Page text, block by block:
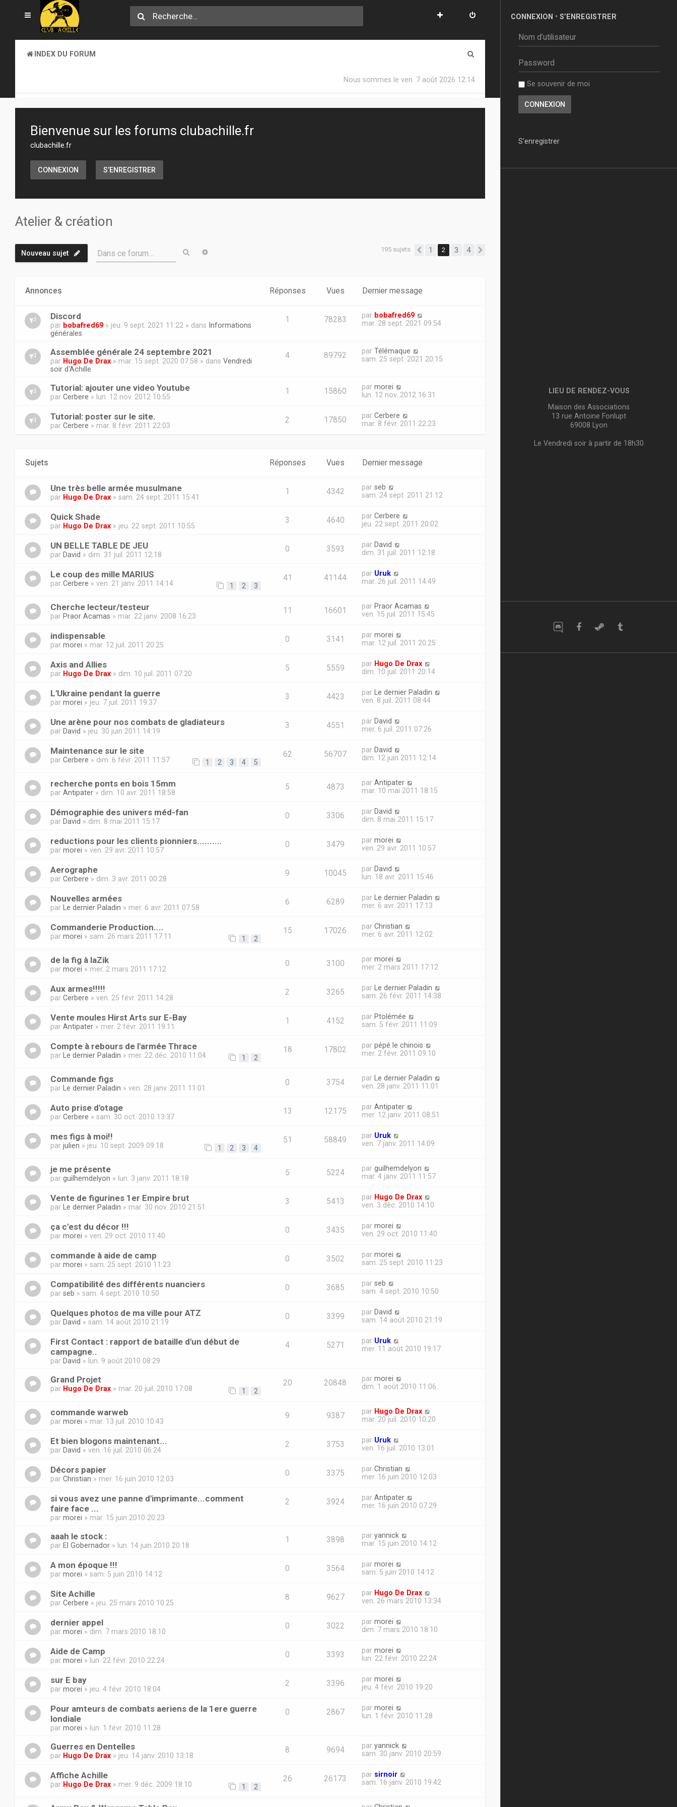
INDEX DU FORUM
Nous sommes le ven. 7 août 2026 12:14
Bienvenue sur les forums clubachille.fr
clubachille.fr
CONNEXION S’ENREGISTRER
Atelier & création
Nouveau sujet Dans ce forum… Rechercher 195 sujets Précédente
1 2 3 4
Annonces Réponses Vues Dernier message
Discord
par bobafred69 » jeu. 9 sept. 2021 11:22 » dans Informations
générales
1 78283 par bobafred69
mar. 28 sept. 2021 09:54
Assemblée générale 24 septembre 2021
par Hugo De Drax » mar. 15 sept. 2020 07:58 » dans Vendredi
soir d'Achille
4 89792 par Télémaque
sam. 25 sept. 2021 20:15
Tutorial: ajouter une video Youtube
par Cerbere » lun. 12 nov. 2012 10:55
1 15860 par morei
lun. 12 nov. 2012 16:31
Tutorial: poster sur le site.
par Cerbere » mar. 8 févr. 2011 22:03
2 17850 par Cerbere
mar. 8 févr. 2011 22:23
Sujets Réponses Vues Dernier message
Une très belle armée musulmane
par Hugo De Drax » sam. 24 sept. 2011 15:41
1 4342 par seb
sam. 24 sept. 2011 21:12
Quick Shade
par Hugo De Drax » jeu. 22 sept. 2011 10:55
3 4640 par Cerbere
jeu. 22 sept. 2011 20:02
UN BELLE TABLE DE JEU
par David » dim. 31 juil. 2011 12:18
0 3593 par David
dim. 31 juil. 2011 12:18
Le coup des mille MARIUS
par Cerbere » ven. 21 janv. 2011 14:14 1 2 3
41 41144 par Uruk
mar. 26 juil. 2011 14:49
Cherche lecteur/testeur
par Praor Acamas » mar. 22 janv. 2008 16:23
11 16601 par Praor Acamas
ven. 15 juil. 2011 15:45
indispensable
par morei » mar. 12 juil. 2011 20:25
0 3141 par morei
mar. 12 juil. 2011 20:25
Axis and Allies
par Hugo De Drax » dim. 10 juil. 2011 07:20
5 5559 par Hugo De Drax
dim. 10 juil. 2011 20:14
L'Ukraine pendant la guerre
par morei » jeu. 7 juil. 2011 19:37
3 4423 par
Le dernier Paladin
ven. 8 juil. 2011 08:44
Une arène pour nos combats de gladiateurs
par David » jeu. 30 juin 2011 14:19
3 4551 par David
mer. 6 juil. 2011 07:26
Maintenance sur le site
par Cerbere » dim. 6 févr. 2011 11:57 1 2 3 4 5
62 56707 par David
dim. 12 juin 2011 12:14
recherche ponts en bois 15mm
par Antipater » dim. 10 avr. 2011 18:58
5 4873 par Antipater
mar. 10 mai 2011 18:15
Démographie des univers méd-fan
par David » dim. 8 mai 2011 15:17
0 3306 par David
dim. 8 mai 2011 15:17
reductions pour les clients pionniers..........
par morei » ven. 29 avr. 2011 10:57
0 3479 par morei
ven. 29 avr. 2011 10:57
Aerographe
par Cerbere » dim. 3 avr. 2011 00:28
9 10045 par David
lun. 18 avr. 2011 15:46
Nouvelles armées
par Le dernier Paladin » mer. 6 avr. 2011 07:58
6 6289 par
Le dernier Paladin
mer. 6 avr. 2011 17:13
Commanderie Production....
par morei » sam. 26 mars 2011 17:11 1 2
15 17026 par Christian
mer. 6 avr. 2011 12:02
de la fig à laZik
par morei » mer. 2 mars 2011 17:12
0 3100 par morei
mer. 2 mars 2011 17:12
Aux armes!!!!!
par Cerbere » ven. 25 févr. 2011 14:28
2 3265 par
Le dernier Paladin
sam. 26 févr. 2011 14:38
Vente moules Hirst Arts sur E-Bay
par Antipater » mer. 2 févr. 2011 19:11
1 4152 par Ptolémée
sam. 5 févr. 2011 11:09
Compte à rebours de l'armée Thrace
par Le dernier Paladin » mer. 22 déc. 2010 11:04 1 2
18 17802 par pépé le chinois
mer. 2 févr. 2011 09:10
Commande figs
par Le dernier Paladin » ven. 28 janv. 2011 11:01
0 3754 par
Le dernier Paladin
ven. 28 janv. 2011 11:01
Auto prise d'otage
par Cerbere » sam. 30 oct. 2010 13:37
13 12175 par Antipater
mer. 12 janv. 2011 08:51
mes figs à moi!!
par julien » jeu. 10 sept. 2009 09:18 1 2 3 4
51 58849 par Uruk
ven. 7 janv. 2011 14:09
je me présente
par guilhemdelyon » lun. 3 janv. 2011 18:18
5 5224 par guilhemdelyon
mar. 4 janv. 2011 11:57
Vente de figurines 1er Empire brut
par Le dernier Paladin » mar. 30 nov. 2010 21:51
3 5413 par Hugo De Drax
ven. 3 déc. 2010 14:10
ça c'est du décor !!!
par morei » ven. 29 oct. 2010 11:40
0 3435 par morei
ven. 29 oct. 2010 11:40
commande à aide de camp
par morei » sam. 25 sept. 2010 11:23
0 3502 par morei
sam. 25 sept. 2010 11:23
Compatibilité des différents nuanciers
par seb » sam. 4 sept. 2010 10:50
0 3685 par seb
sam. 4 sept. 2010 10:50
Quelques photos de ma ville pour ATZ
par David » sam. 14 août 2010 21:19
0 3399 par David
sam. 14 août 2010 21:19
First Contact : rapport de bataille d'un début de
campagne..
par David » lun. 9 août 2010 08:29
4 5271 par Uruk
mer. 11 août 2010 19:17
Grand Projet
par Hugo De Drax » mar. 20 juil. 2010 17:08 1 2
20 20848 par morei
dim. 1 août 2010 11:06
commande warweb
par morei » mar. 13 juil. 2010 10:43
9 9387 par Hugo De Drax
mar. 20 juil. 2010 10:20
Et bien blogons maintenant...
par David » ven. 16 juil. 2010 06:24
2 3753 par Uruk
ven. 16 juil. 2010 13:01
Décors papier
par Christian » mer. 16 juin 2010 12:03
0 3375 par Christian
mer. 16 juin 2010 12:03
si vous avez une panne d'imprimante...comment
faire face ...
par morei » mar. 15 juin 2010 20:23
2 3924 par Antipater
mer. 16 juin 2010 07:29
aaah le stock :
par El Gobernador » lun. 14 juin 2010 20:18
1 3898 par yannick
mar. 15 juin 2010 14:12
A mon époque !!!
par morei » sam. 5 juin 2010 14:12
0 3564 par morei
sam. 5 juin 2010 14:12
Site Achille
par Cerbere » jeu. 25 mars 2010 10:25
8 9627 par Hugo De Drax
ven. 26 mars 2010 13:34
dernier appel
par morei » dim. 7 mars 2010 18:10
0 3022 par morei
dim. 7 mars 2010 18:10
Aide de Camp
par morei » lun. 22 févr. 2010 22:24
0 3393 par morei
lun. 22 févr. 2010 22:24
sur E bay
par morei » jeu. 4 févr. 2010 18:04
2 3396 par morei
jeu. 4 févr. 2010 19:20
Pour amteurs de combats aeriens de la 1ere guerre
londiale
par morei » lun. 1 févr. 2010 11:28
0 2867 par morei
lun. 1 févr. 2010 11:28
Guerres en Dentelles
par Hugo De Drax » jeu. 14 janv. 2010 13:18
8 9694 par yannick
sam. 30 janv. 2010 20:59
Affiche Achille
par Hugo De Drax » mer. 9 déc. 2009 18:10 1 2
26 26173 par sirnoir
sam. 16 janv. 2010 19:42
CONNEXION • S’ENREGISTRER
Se souvenir de moi
S’enregistrer
LIEU DE RENDEZ-VOUS
Maison des Associations
13 rue Antoine Fonlupt
69008 Lyon
Le Vendredi soir à partir de 18h30